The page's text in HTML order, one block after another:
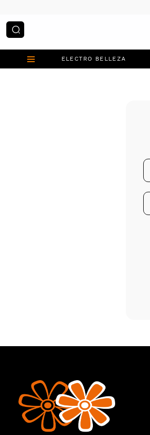
¿Qué estás buscando?
ELECTRO BELLEZA